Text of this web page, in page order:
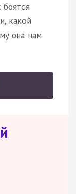
какой
она нам